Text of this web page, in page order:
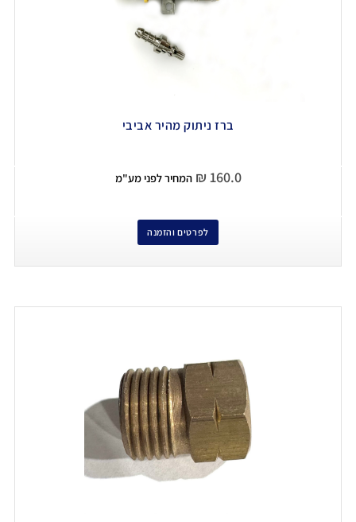
ברז ניתוק מהיר אביבי
₪ 160.0 המחיר לפני מע"מ
לפרטים והזמנה